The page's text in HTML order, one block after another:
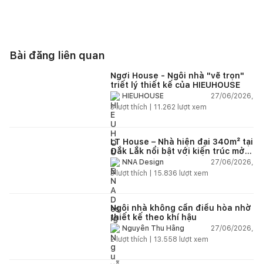
Bài đăng liên quan
Ngơi House - Ngôi nhà "vẽ trọn"
triết lý thiết kế của HIEUHOUSE
HIEUHOUSE
27/06/2026,
3lượt thích | 11.262 lượt xem
LT House – Nhà hiện đại 340m² tại
Đắk Lắk nổi bật với kiến trúc mở
và hệ sân vườn kết nối thiên
nhiên
NNA Design
27/06/2026,
3lượt thích | 15.836 lượt xem
Ngôi nhà không cần điều hòa nhờ
thiết kế theo khí hậu
Nguyễn Thu Hằng
27/06/2026,
2lượt thích | 13.558 lượt xem